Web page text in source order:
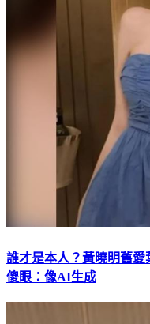
誰才是本人？黃曉明舊
傻眼：像AI生成